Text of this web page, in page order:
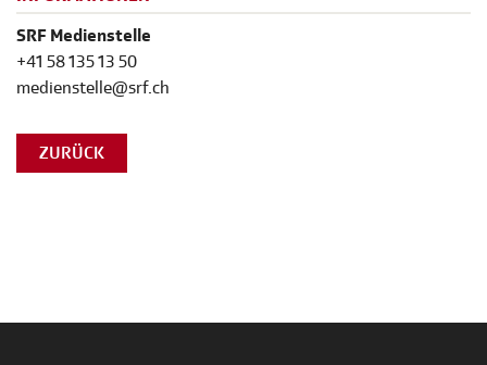
SRF Medienstelle
+41 58 135 13 50
medienstelle@srf.ch
ZURÜCK